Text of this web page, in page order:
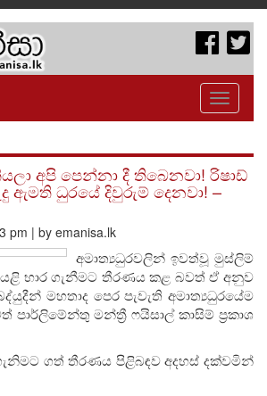
Toggle
අපි පෙන්නා දී තිබෙනවා! රිෂාඩ්
ඇමති ධුරයේ දිවුරුම් දෙනවා! –
pm | by emanisa.lk
අමාත්‍යධුරවලින් ඉවත්වූ මුස්ලිම්
යළි භාර ගැනීමට තීරණය කළ බවත් ඒ අනුව
මහතාද පෙර පැවැති අමාත්‍යධුරයේම
මන්ත්‍රී ෆයිසාල් කාසිම් ප්‍රකාශ
ගත් තීරණය පිළිබඳව අදහස් දක්වමින්